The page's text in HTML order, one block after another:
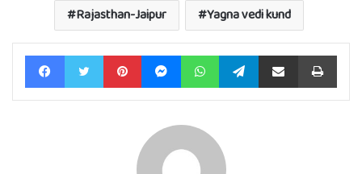
Rajasthan-Jaipur Yagna vedi kund
FacebookTwitter PinterestMessengerWhatsAppTelegramShare via Email Print